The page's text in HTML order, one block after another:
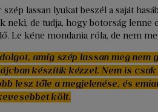
lassan lyukat beszél a saját
neki, de tudja, hogy botorság
Le kéne mondania róla, de nem
amíg szép lassan meg nem
készítik kézzel. Nem is
lesz tőle a megjelenése, és
költ.